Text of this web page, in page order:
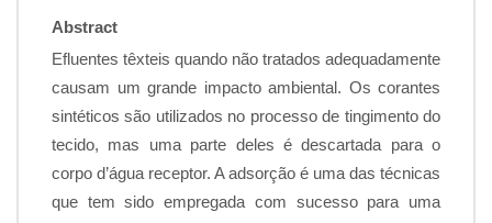
Abstract
Efluentes têxteis quando não tratados adequadamente
causam um grande impacto ambiental. Os corantes
sintéticos são utilizados no processo de tingimento do
tecido, mas uma parte deles é descartada para o
corpo d’água receptor. A adsorção é uma das técnicas
que tem sido empregada com sucesso para uma